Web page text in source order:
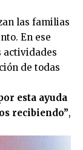
las familias
En ese
actividades
de todas
esta ayuda
recibiendo”,